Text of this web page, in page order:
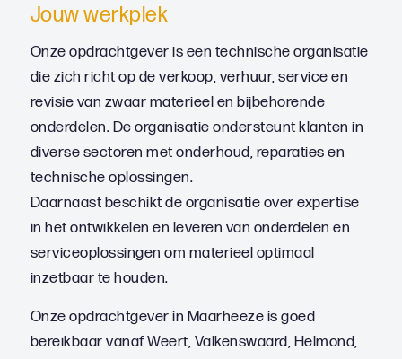
Jouw werkplek
Onze opdrachtgever is een technische organisatie
die zich richt op de verkoop, verhuur, service en
revisie van zwaar materieel en bijbehorende
onderdelen. De organisatie ondersteunt klanten in
diverse sectoren met onderhoud, reparaties en
technische oplossingen.
Daarnaast beschikt de organisatie over expertise
in het ontwikkelen en leveren van onderdelen en
serviceoplossingen om materieel optimaal
inzetbaar te houden.
Onze opdrachtgever in Maarheeze is goed
bereikbaar vanaf Weert, Valkenswaard, Helmond,